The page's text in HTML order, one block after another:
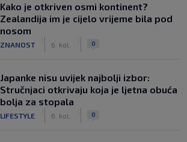
Kako je otkriven osmi kontinent?
Zealandija im je cijelo vrijeme bila pod
nosom
ZNANOST 6. kol. 0
Japanke nisu uvijek najbolji izbor:
Stručnjaci otkrivaju koja je ljetna obuća
bolja za stopala
LIFESTYLE 6. kol. 0